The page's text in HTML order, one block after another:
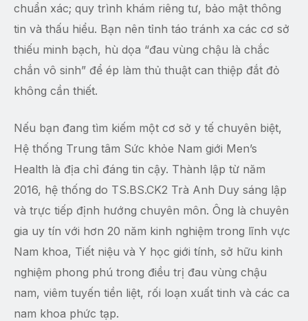
chuẩn xác; quy trình khám riêng tư, bảo mật thông
tin và thấu hiểu. Bạn nên tỉnh táo tránh xa các cơ sở
thiếu minh bạch, hù dọa “đau vùng chậu là chắc
chắn vô sinh” để ép làm thủ thuật can thiệp đắt đỏ
không cần thiết.
Nếu bạn đang tìm kiếm một cơ sở y tế chuyên biệt,
Hệ thống Trung tâm Sức khỏe Nam giới Men’s
Health là địa chỉ đáng tin cậy. Thành lập từ năm
2016, hệ thống do TS.BS.CK2 Trà Anh Duy sáng lập
và trực tiếp định hướng chuyên môn. Ông là chuyên
gia uy tín với hơn 20 năm kinh nghiệm trong lĩnh vực
Nam khoa, Tiết niệu và Y học giới tính, sở hữu kinh
nghiệm phong phú trong điều trị đau vùng chậu
nam, viêm tuyến tiền liệt, rối loạn xuất tinh và các ca
nam khoa phức tạp.